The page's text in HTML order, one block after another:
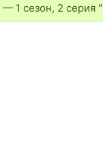
— 1 сезон, 2